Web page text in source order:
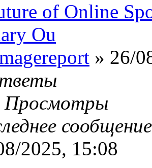
of Online
Ou
» 26/
Просмотры
2025, 15:08